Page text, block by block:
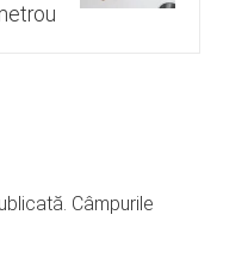
Câmpurile